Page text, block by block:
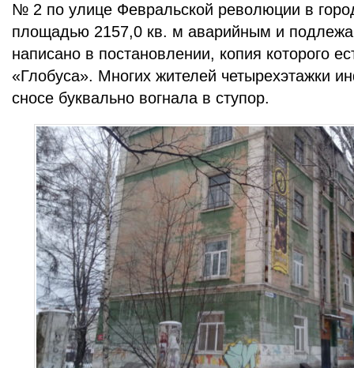
№ 2 по улице Февральской революции в
площадью 2157,0 кв. м аварийным и
написано в постановлении, копия которого
«Глобуса». Многих жителей четырехэтажки
сносе буквально вогнала в ступор.